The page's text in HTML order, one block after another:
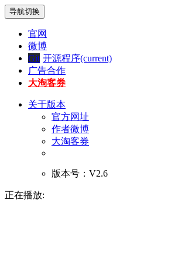
导航切换
官网
微博
Git 开源程序(current)
广告合作
大淘客券
关于版本
官方网址
作者微博
大淘客券
版本号：V2.6
正在播放: